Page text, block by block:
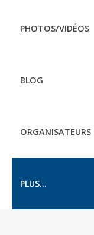
PHOTOS/VIDÉOS
BLOG
ORGANISATEURS
PLUS...